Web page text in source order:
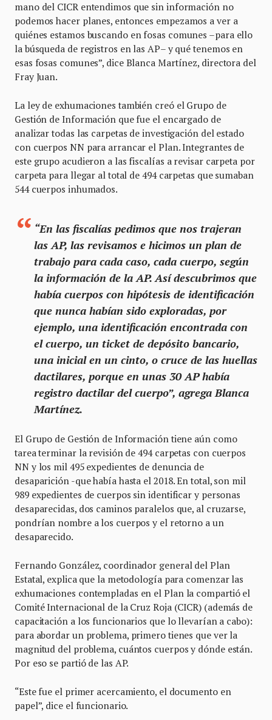
mano del CICR entendimos que sin información no
podemos hacer planes, entonces empezamos a ver a
quiénes estamos buscando en fosas comunes –para ello
la búsqueda de registros en las AP– y qué tenemos en
esas fosas comunes”, dice Blanca Martínez, directora del
Fray Juan.
La ley de exhumaciones también creó el Grupo de
Gestión de Información que fue el encargado de
analizar todas las carpetas de investigación del estado
con cuerpos NN para arrancar el Plan. Integrantes de
este grupo acudieron a las fiscalías a revisar carpeta por
carpeta para llegar al total de 494 carpetas que sumaban
544 cuerpos inhumados.
“En las fiscalías pedimos que nos trajeran
las AP, las revisamos e hicimos un plan de
trabajo para cada caso, cada cuerpo, según
la información de la AP. Así descubrimos que
había cuerpos con hipótesis de identificación
que nunca habían sido exploradas, por
ejemplo, una identificación encontrada con
el cuerpo, un ticket de depósito bancario,
una inicial en un cinto, o cruce de las huellas
dactilares, porque en unas 30 AP había
registro dactilar del cuerpo”, agrega Blanca
Martínez.
El Grupo de Gestión de Información tiene aún como
tarea terminar la revisión de 494 carpetas con cuerpos
NN y los mil 495 expedientes de denuncia de
desaparición -que había hasta el 2018. En total, son mil
989 expedientes de cuerpos sin identificar y personas
desaparecidas, dos caminos paralelos que, al cruzarse,
pondrían nombre a los cuerpos y el retorno a un
desaparecido.
Fernando González, coordinador general del Plan
Estatal, explica que la metodología para comenzar las
exhumaciones contempladas en el Plan la compartió el
Comité Internacional de la Cruz Roja (CICR) (además de
capacitación a los funcionarios que lo llevarían a cabo):
para abordar un problema, primero tienes que ver la
magnitud del problema, cuántos cuerpos y dónde están.
Por eso se partió de las AP.
“Este fue el primer acercamiento, el documento en
papel”, dice el funcionario.